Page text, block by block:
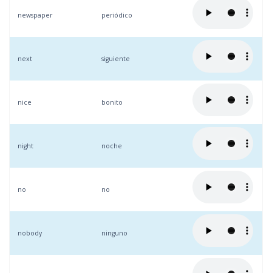
newspaper periódico
next siguiente
nice bonito
night noche
no no
nobody ninguno